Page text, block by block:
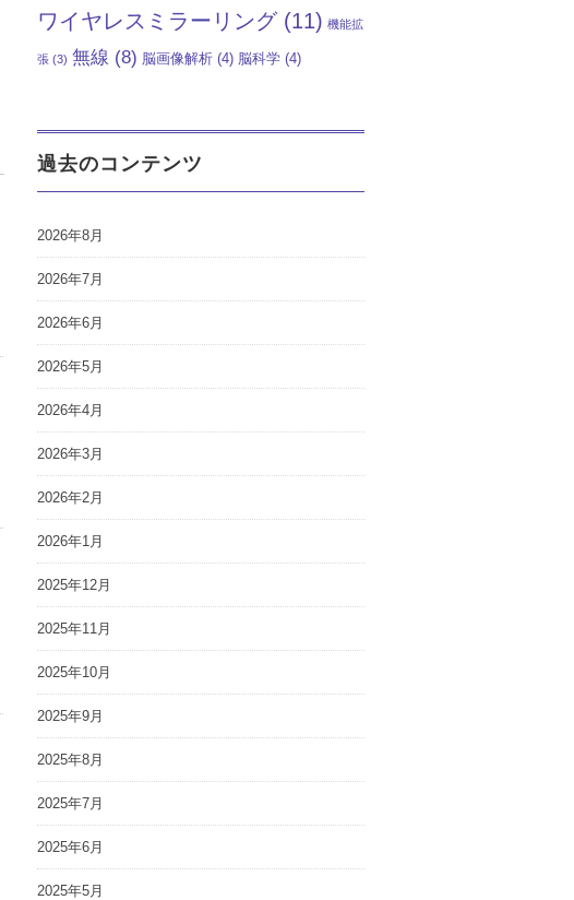
ワイヤレスミラーリング(11) 機能拡
張 (3) 無線 (8) 脳画像解析 (4) 脳科学 (4)
過去のコンテンツ
2026年8月
2026年7月
2026年6月
2026年5月
2026年4月
2026年3月
2026年2月
2026年1月
2025年12月
2025年11月
2025年10月
2025年9月
2025年8月
2025年7月
2025年6月
2025年5月